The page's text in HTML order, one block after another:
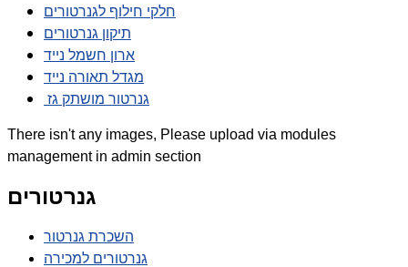
חלקי חילוף לגנרטורים
תיקון גנרטורים
ארון חשמל נייד
מגדל תאורה נייד
גנרטור מושתק גז
There isn't any images, Please upload via modules
management in admin section
גנרטורים
השכרת גנרטור
גנרטורים למכירה